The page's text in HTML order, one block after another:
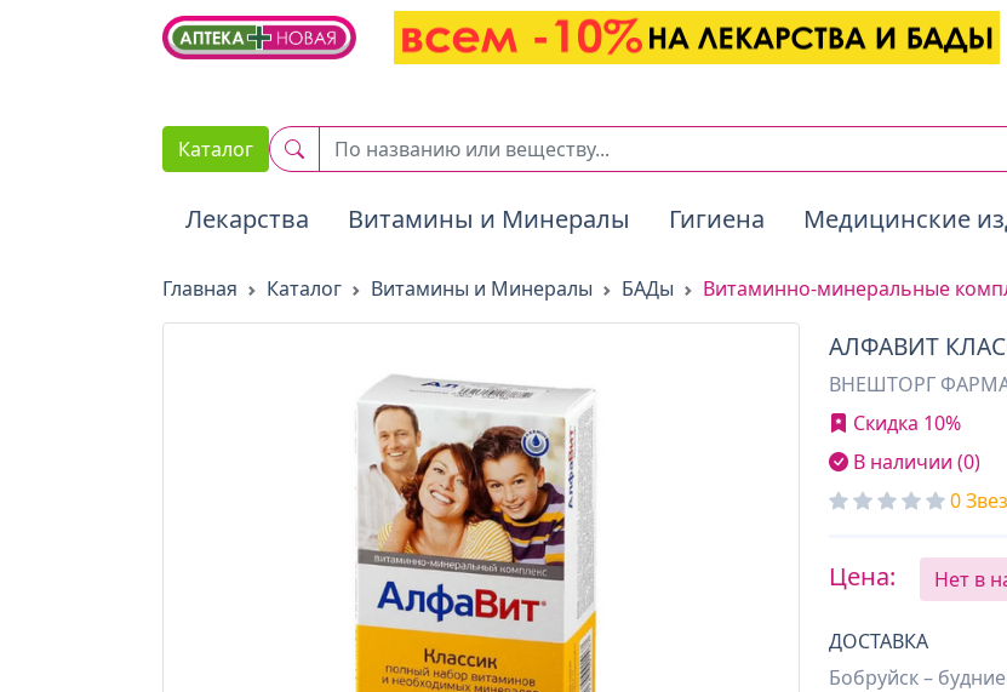
2. Вставьте этот код сразу же после открывающего тега :
Каталог
Лекарства Витамины и Минералы Гигиена Медицинские
Главная Каталог Витамины и Минералы БАДы Витаминно-минеральные
АЛФАВИТ
ВНЕШТОРГ
Скидка 10%
В наличии (0)
0
Цена: Нет в
ДОСТАВКА
Бобруйск –